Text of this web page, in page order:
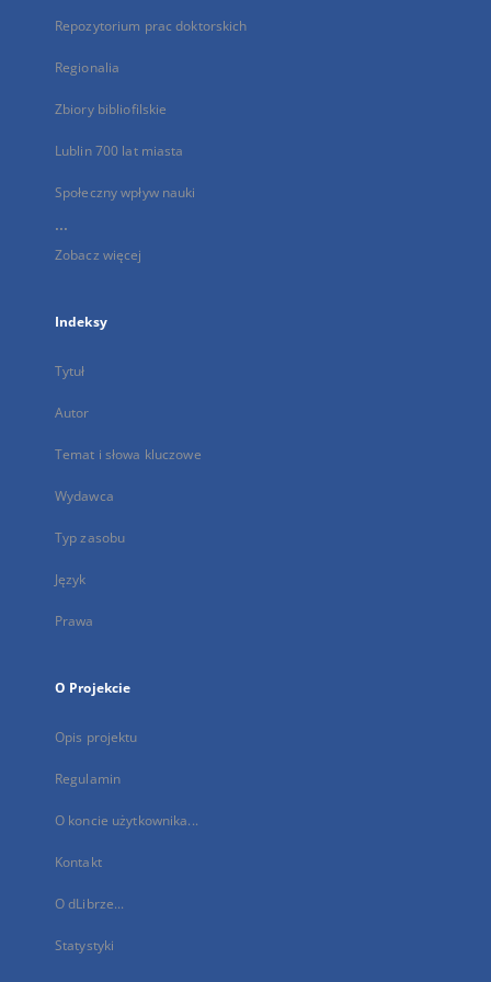
Repozytorium prac doktorskich
Regionalia
Zbiory bibliofilskie
Lublin 700 lat miasta
Społeczny wpływ nauki
...
Zobacz więcej
Indeksy
Tytuł
Autor
Temat i słowa kluczowe
Wydawca
Typ zasobu
Język
Prawa
O Projekcie
Opis projektu
Regulamin
O koncie użytkownika...
Kontakt
O dLibrze...
Statystyki